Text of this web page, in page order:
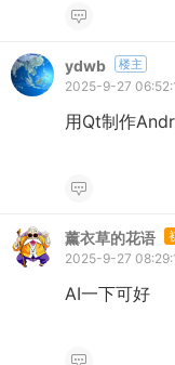
ydwb 楼主
2025-9-27
用Qt制作
薰衣草的花语
2025-9-27
AI一下可好